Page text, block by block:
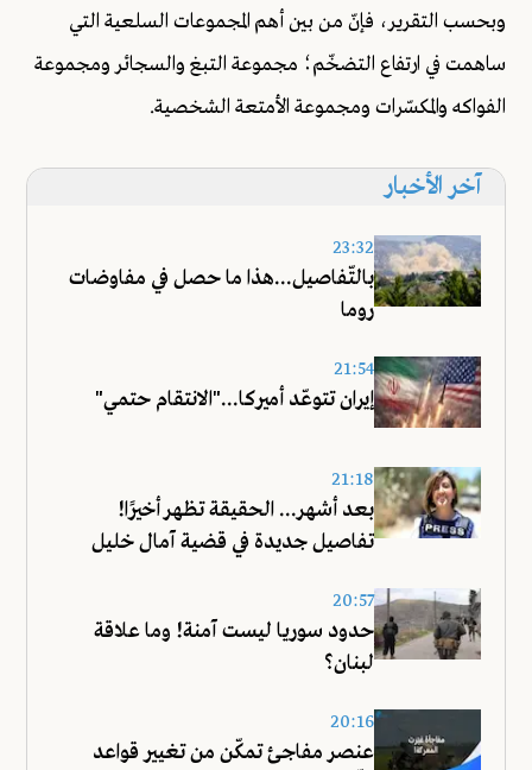
وبحسب التقرير، فإنّ من بين أهم المجموعات السلعية التي
ساهمت في ارتفاع التضخّم؛ مجموعة التبغ والسجائر ومجموعة
الفواكه والمكسّرات ومجموعة الأمتعة الشخصية.
آخر الأخبار
23:32
بالتّفاصيل...هذا ما حصل في مفاوضات
روما
21:54
إيران تتوعّد أميركا..."الانتقام حتمي"
21:18
بعد أشهر... الحقيقة تظهر أخيرًا!
تفاصيل جديدة في قضية آمال خليل
20:57
حدود سوريا ليست آمنة! وما علاقة
لبنان؟
20:16
عنصر مفاجئ تمكّن من تغيير قواعد